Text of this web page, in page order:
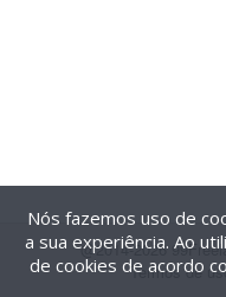
@2014-2026
Termos de
Nós fazemos uso de
a sua experiência. Ao
de cookies de acordo